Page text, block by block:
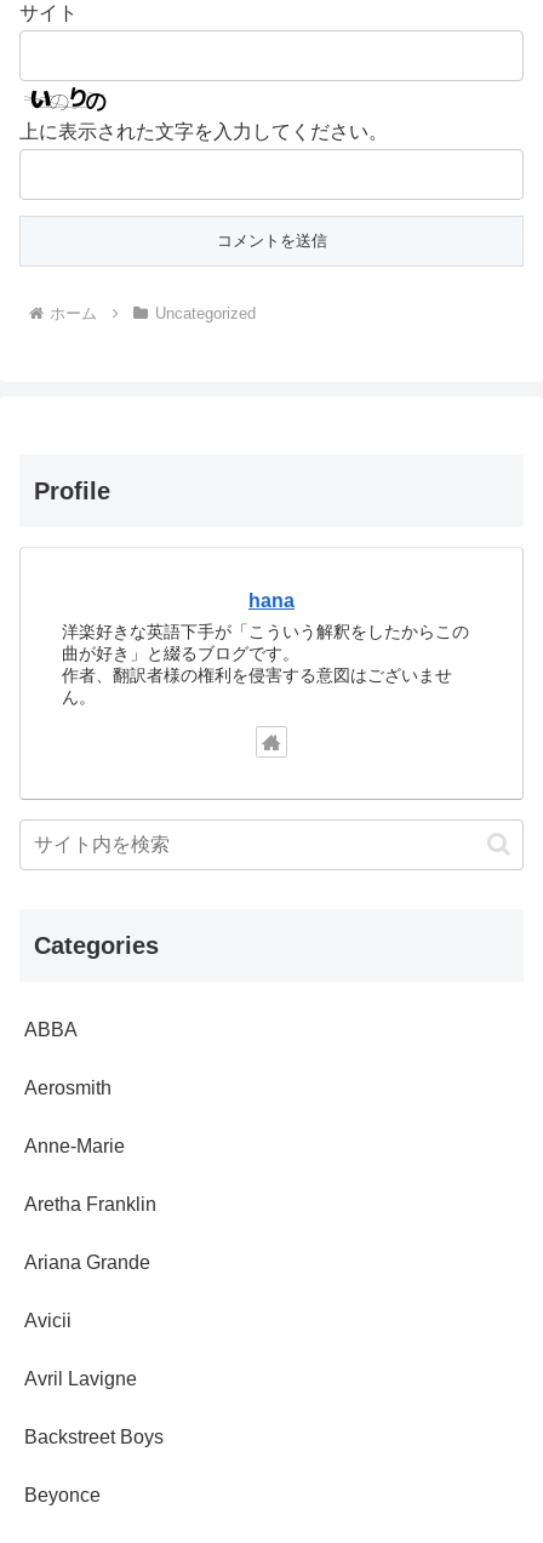
サイト
上に表示された文字を入力してください。
ホーム Uncategorized
Profile
hana
洋楽好きな英語下手が「こういう解釈をしたからこの
曲が好き」と綴るブログです。
作者、翻訳者様の権利を侵害する意図はございませ
ん。
Categories
ABBA
Aerosmith
Anne-Marie
Aretha Franklin
Ariana Grande
Avicii
Avril Lavigne
Backstreet Boys
Beyonce